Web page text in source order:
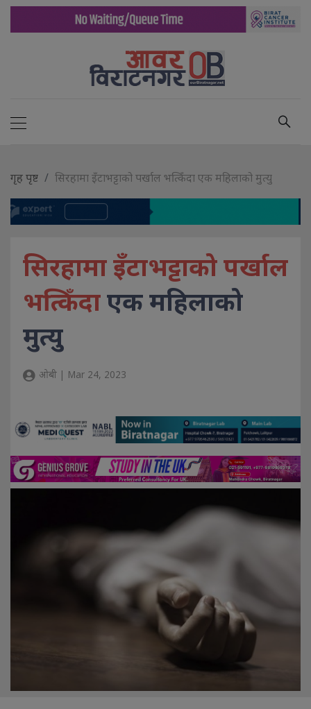
गृह पृष्ट सिरहामा इँटाभट्टाको पर्खाल भत्किँदा एक महिलाको मुत्यु
सिरहामा इँटाभट्टाको पर्खाल
भत्किँदाएक महिलाको
मुत्यु
ओबी | Mar 24, 2023